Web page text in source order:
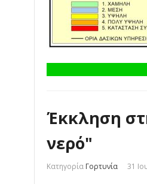
Έκκληση
νερό"
Κατηγορία Γορτυνία 31